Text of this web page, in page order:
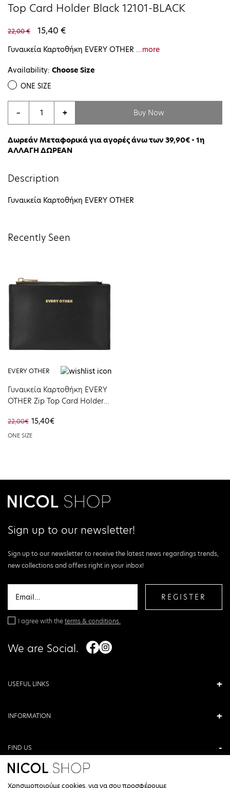
Top Card Holder Black 12101-BLACK
22,00 € 15,40 €
Γυναικεία Καρτοθήκη EVERY OTHER ...more
Availability: Choose Size
ONE SIZE
− + Buy Now
Δωρεάν Μεταφορικά για αγορές άνω των 39,90€ - 1η
ΑΛΛΑΓΗ ΔΩΡΕΑΝ
Description
Γυναικεία Καρτοθήκη EVERY OTHER
Recently Seen
EVERY OTHER
Γυναικεία Καρτοθήκη EVERY
OTHER Zip Top Card Holder
22,00€ 15,40€
ONE SIZE
Sign up to our newsletter!
Sign up to our newsletter to receive the latest news regardings trends,
new collections and offers right in your inbox!
REGISTER
I agree with theterms & conditions.
We are Social.
USEFUL LINKS
INFORMATION
FIND US
ANTONIOU KAMARA 3, VERIA, GREECE
Χρησιμοποιούμε cookies, για να σου προσφέρουμε